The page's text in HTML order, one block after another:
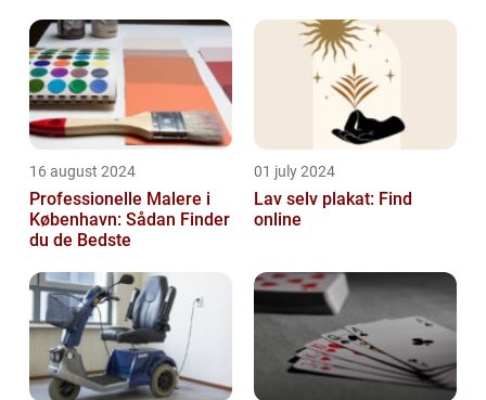
16 august 2024
Professionelle Malere i
København: Sådan Finder
du de Bedste
01 july 2024
Lav selv plakat: Find
online